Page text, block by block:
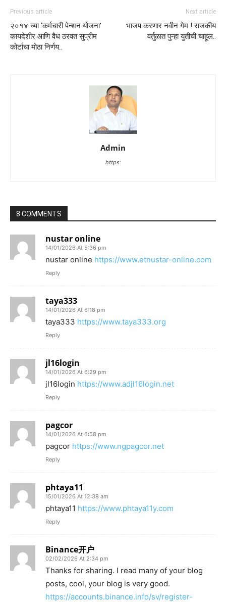
Previous article
२०१४ च्या ‘कर्मचारी पेन्शन योजना’
कायदेशीर आणि वैध ठरवत सुप्रीम
कोर्टाचा मोठा निर्णय..
Next article
भाजप करणार नवीन गेम ! राजकीय
वर्तुळात पुन्हा युतीची चाहूल..
Admin
https:
8 COMMENTS
nustar online
14/01/2026 At 5:36 pm
nustar online https://www.etnustar-online.com
Reply
taya333
14/01/2026 At 6:18 pm
taya333 https://www.taya333.org
Reply
jl16login
14/01/2026 At 6:29 pm
jl16login https://www.adjl16login.net
Reply
pagcor
14/01/2026 At 6:58 pm
pagcor https://www.ngpagcor.net
Reply
phtaya11
15/01/2026 At 12:38 am
phtaya11 https://www.phtaya11y.com
Reply
Binance开户
02/02/2026 At 2:34 pm
Thanks for sharing. I read many of your blog
posts, cool, your blog is very good.
https://accounts.binance.info/sv/register-